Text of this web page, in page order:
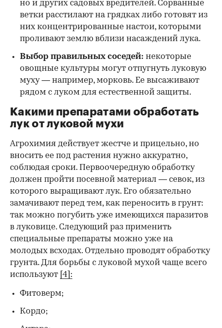
но и других садовых вредителей. Сорванные
ветки расстилают на грядках либо готовят из
них концентрированные настои, которыми
проливают землю вблизи насаждений лука.
Выбор правильных соседей: некоторые
овощные культуры могут отпугнуть луковую
муху — например, морковь. Ее высаживают
рядом с луком для естественной защиты.
Какими препаратами обработать
лук от луковой мухи
Агрохимия действует жестче и прицельно, но
вносить ее под растения нужно аккуратно,
соблюдая сроки. Первоочередную обработку
должен пройти посевной материал — севок, из
которого выращивают лук. Его обязательно
замачивают перед тем, как переносить в грунт:
так можно погубить уже имеющихся паразитов
в луковице. Следующий раз применить
специальные препараты можно уже на
молодых всходах. Отдельно проводят обработку
грунта. Для борьбы с луковой мухой чаще всего
используют [4]:
Фитоверм;
Кордо;